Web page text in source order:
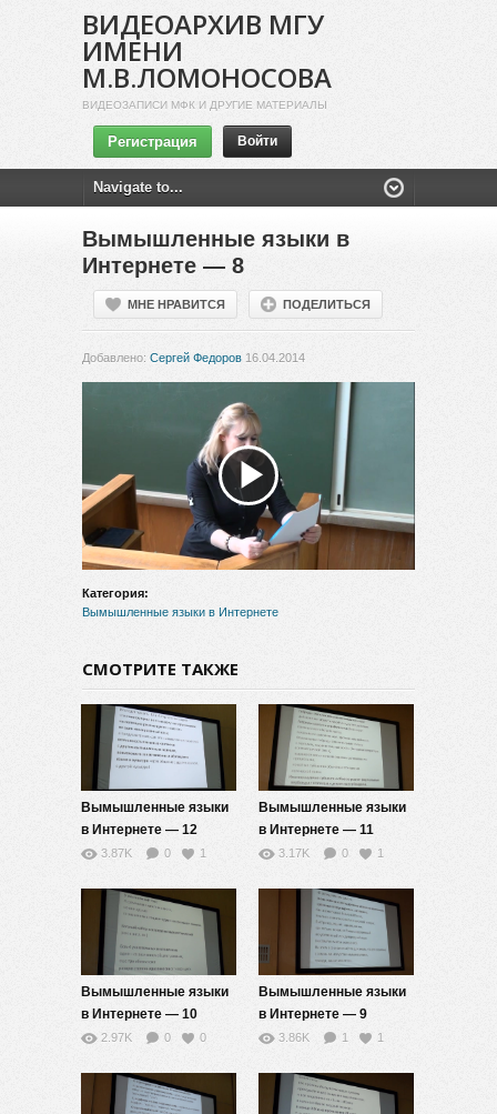
ВИДЕОАРХИВ МГУ
ИМЕНИ
М.В.ЛОМОНОСОВА
ВИДЕОЗАПИСИ МФК И ДРУГИЕ МАТЕРИАЛЫ
Регистрация Войти
Вымышленные языки в
Интернете — 8
МНЕ НРАВИТСЯ ПОДЕЛИТЬСЯ
Добавлено: Сергей Федоров 16.04.2014
Воспроизвести
видео
Категория:
Вымышленные языки в Интернете
СМОТРИТЕ ТАКЖЕ
Вымышленные языки
в Интернете — 12
3.87K 0 1
Вымышленные языки
в Интернете — 11
3.17K 0 1
Вымышленные языки
в Интернете — 10
2.97K 0 0
Вымышленные языки
в Интернете — 9
3.86K 1 1